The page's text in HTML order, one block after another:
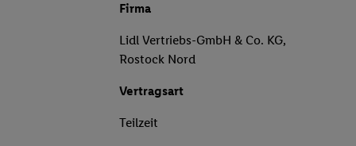
Firma
Lidl Vertriebs-GmbH & Co. KG,
Rostock Nord
Vertragsart
Teilzeit